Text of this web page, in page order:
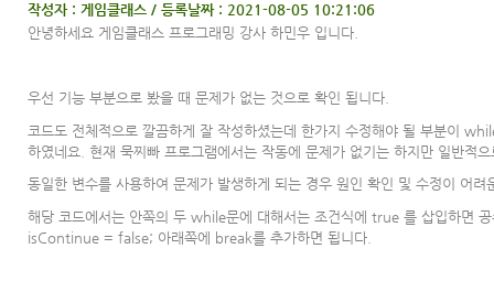
작성자 : 게임클래스 / 등록날짜 : 2021-08-05 10:21:06
안녕하세요 게임클래스 프로그래밍 강사 하민우 입니다.
우선 기능 부분으로 봤을 때 문제가 없는 것으로 확인 됩니다.
코드도 전체적으로 깔끔하게 잘 작성하셨는데 한가지 수정해야 될 부분이
하였네요. 현재 묵찌빠 프로그램에서는 작동에 문제가 없기는 하지만 일반적
동일한 변수를 사용하여 문제가 발생하게 되는 경우 원인 확인 및 수정이 어려
해당 코드에서는 안쪽의 두 while문에 대해서는 조건식에 true 를 삽입하면
isContinue = false; 아래쪽에 break를 추가하면 됩니다.